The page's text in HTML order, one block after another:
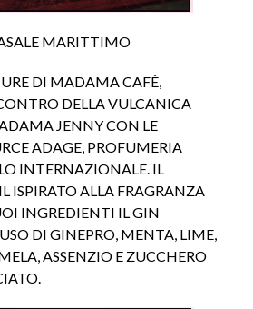
MARITTIMO
DI MADAMA CAFÈ,
DELLA VULCANICA
JENNY CON LE
ADAGE, PROFUMERIA
INTERNAZIONALE. IL
ISPIRATO ALLA FRAGRANZA
INGREDIENTI IL GIN
DI GINEPRO, MENTA, LIME,
ASSENZIO E ZUCCHERO